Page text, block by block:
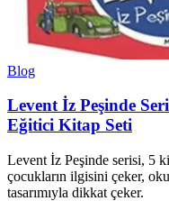
Blog
Levent İz Peşinde
Eğitici Kitap Seti
Levent İz Peşinde serisi, 5
çocukların ilgisini çeker,
tasarımıyla dikkat çeker.